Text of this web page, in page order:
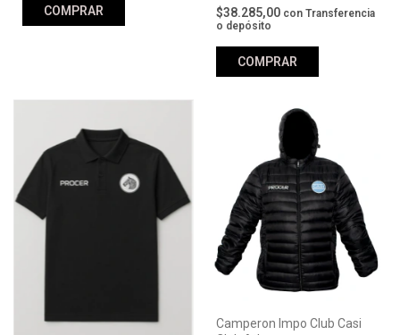
COMPRAR $38.285,00 con Transferencia
o depósito
COMPRAR
Camperon Impo Club Casi